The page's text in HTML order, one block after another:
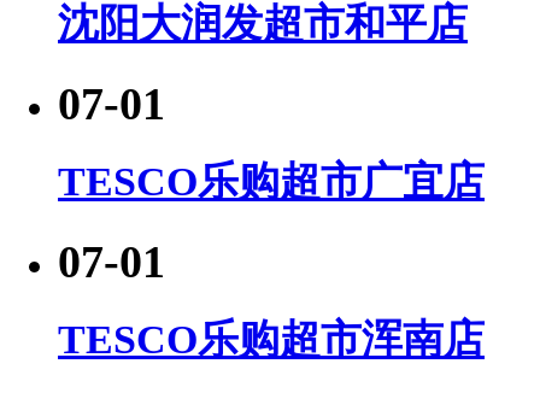
沈阳大润发超市和平店
07-01
TESCO乐购超市广宜店
07-01
TESCO乐购超市浑南店